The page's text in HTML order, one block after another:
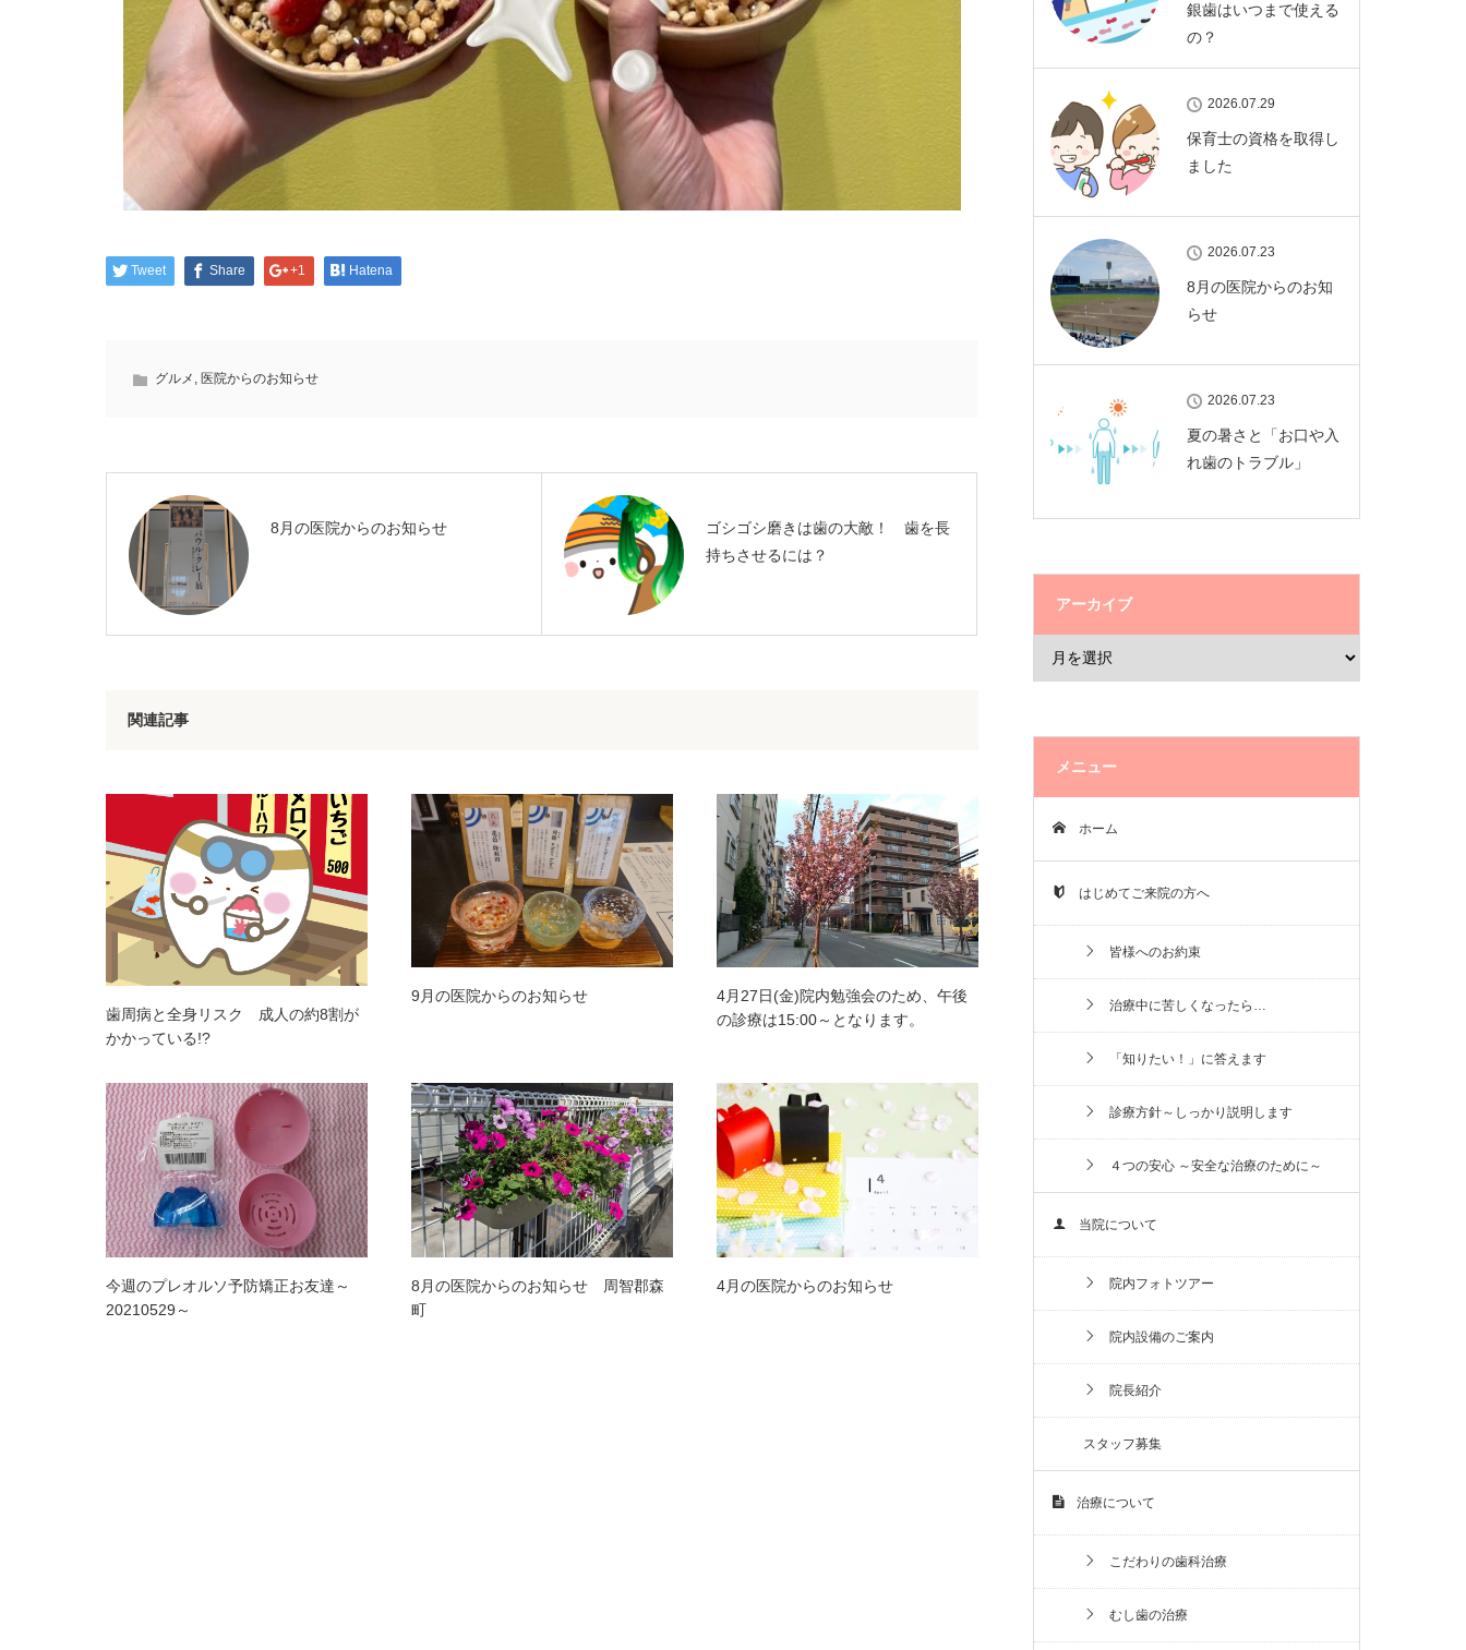
Tweet Share +1 Hatena
グルメ 医院からのお知らせ
8月の医院からのお知らせ
ゴシゴシ磨きは歯の大敵！ 歯を長
持ちさせるには？
関連記事
歯周病と全身リスク 成人の約8割が
かかっている!?
9月の医院からのお知らせ
4月27日(金)院内勉強会のため、午後
の診療は15:00～となります。
今週のプレオルソ予防矯正お友達～
20210529～
8月の医院からのお知らせ 周智郡森
町
4月の医院からのお知らせ
銀歯はいつまで使える
の？
2026.07.29
保育士の資格を取得し
ました
2026.07.23
8月の医院からのお知
らせ
2026.07.23
夏の暑さと「お口や入
れ歯のトラブル」
アーカイブ
メニュー
ホーム
はじめてご来院の方へ
皆様へのお約束
治療中に苦しくなったら…
「知りたい！」に答えます
診療方針～しっかり説明します
４つの安心 ～安全な治療のために～
当院について
院内フォトツアー
院内設備のご案内
院長紹介
スタッフ募集
治療について
こだわりの歯科治療
むし歯の治療